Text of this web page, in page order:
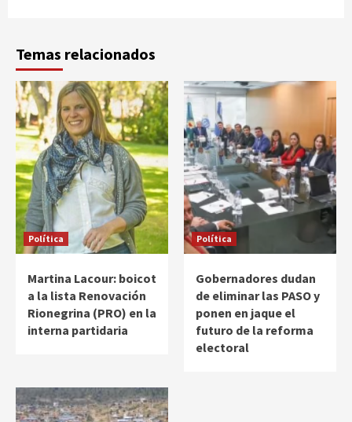
Temas relacionados
Política
Martina Lacour: boicot
a la lista Renovación
Rionegrina (PRO) en la
interna partidaria
Política
Gobernadores dudan
de eliminar las PASO y
ponen en jaque el
futuro de la reforma
electoral